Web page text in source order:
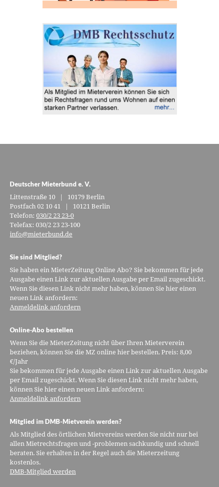
Deutscher Mieterbund e. V.
Littenstraße 10 | 10179 Berlin
Postfach 02 10 41 | 10121 Berlin
Telefon:030/2 23 23-0
Telefax: 030/2 23 23-100
info@mieterbund.de
Sie sind Mitglied?
Sie haben ein MieterZeitung Online Abo? Sie bekommen für jede
Ausgabe einen Link zur aktuellen Ausgabe per Email zugeschickt.
Wenn Sie diesen Link nicht mehr haben, können Sie hier einen
neuen Link anfordern:
Anmeldelink anfordern
Online-Abo bestellen
Wenn Sie die MieterZeitung nicht über Ihren Mieterverein
beziehen, können Sie die MZ online hier bestellen. Preis: 8,00
€/Jahr
Sie bekommen für jede Ausgabe einen Link zur aktuellen Ausgabe
per Email zugeschickt. Wenn Sie diesen Link nicht mehr haben,
können Sie hier einen neuen Link anfordern:
Anmeldelink anfordern
Mitglied im DMB-Mietverein werden?
Als Mitglied des örtlichen Mietvereins werden Sie nicht nur bei
allen Mietrechtsfragen und -problemen sachkundig und schnell
beraten. Sie erhalten in der Regel auch die Mieterzeitung
kostenlos.
DMB-Mitglied werden